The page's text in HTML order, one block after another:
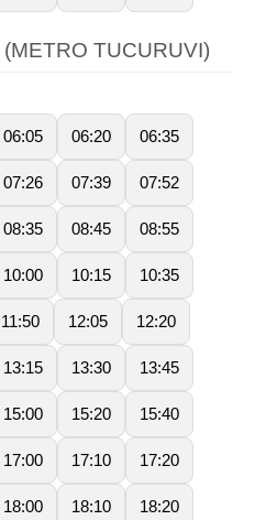
TUCURUVI)
06:05 06:20 06:35
07:26 07:39 07:52
08:35 08:45 08:55
10:00 10:15 10:35
11:50 12:05 12:20
13:15 13:30 13:45
15:00 15:20 15:40
17:00 17:10 17:20
18:00 18:10 18:20